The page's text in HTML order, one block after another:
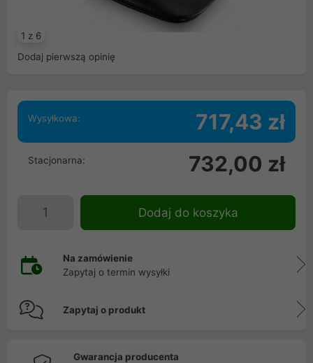
1 z 6
Dodaj pierwszą opinię
Wysyłkowa: 717,43 zł
Stacjonarna: 732,00 zł
Dodaj do koszyka
Na zamówienie
Zapytaj o termin wysyłki
Zapytaj o produkt
Gwarancja producenta